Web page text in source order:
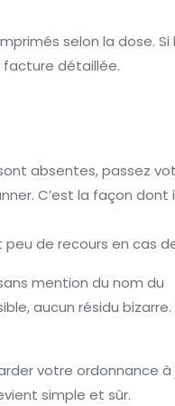
selon la dose. Si
facture détaillée.
absentes, passez
C’est la façon dont
de recours en cas
mention du nom du
aucun résidu bizarre.
votre ordonnance
simple et sûr.